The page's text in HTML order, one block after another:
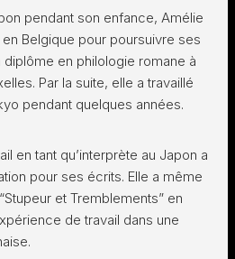
pendant son enfance, Amélie
Belgique pour poursuivre ses
diplôme en philologie romane à
Par la suite, elle a travaillé
pendant quelques années.
en tant qu’interprète au Japon a
pour ses écrits. Elle a même
et Tremblements” en
de travail dans une